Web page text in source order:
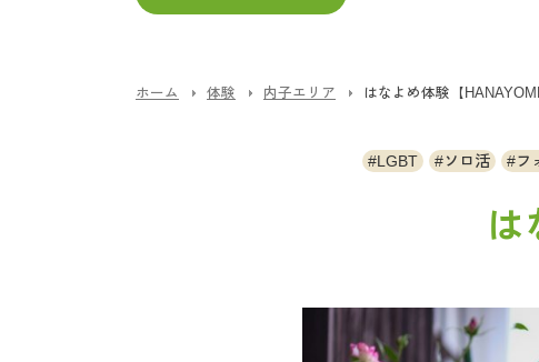
ホーム 体験 内子エリア はなよめ体験【
LGBT ソロ活 フ
は